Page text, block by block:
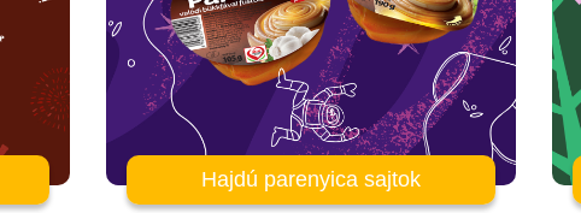
Hajdú parenyica sajtok